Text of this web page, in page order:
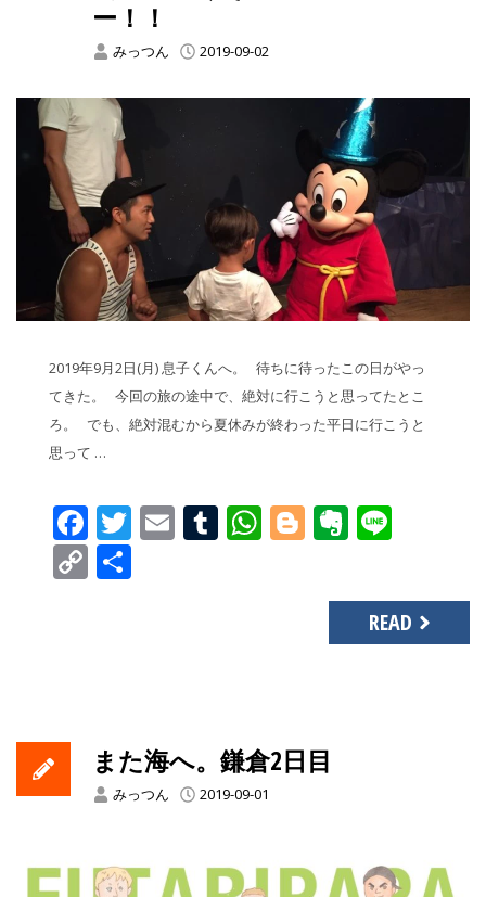
ー！！
みっつん 2019-09-02
2019年9月2日(月) 息子くんへ。 待ちに待ったこの日がやっ
てきた。 今回の旅の途中で、絶対に行こうと思ってたとこ
ろ。 でも、絶対混むから夏休みが終わった平日に行こうと
思って …
Facebook
Twitter
EmailTumblr
WhatsApp
Blogger
Copy
READ
また海へ。鎌倉2日目
みっつん 2019-09-01